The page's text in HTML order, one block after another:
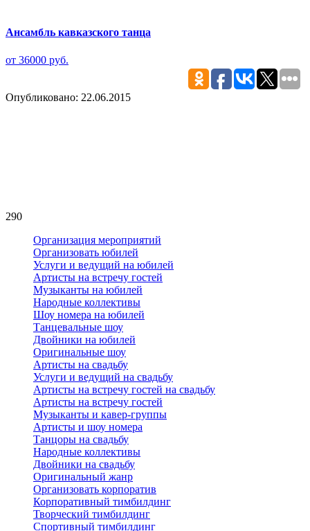
Ансамбль кавказского танца
от 36000 руб.
Опубликовано: 22.06.2015
290
Организация мероприятий
Организовать юбилей
Услуги и ведущий на юбилей
Артисты на встречу гостей
Музыканты на юбилей
Народные коллективы
Шоу номера на юбилей
Танцевальные шоу
Двойники на юбилей
Оригинальные шоу
Артисты на свадьбу
Услуги и ведущий на свадьбу
Артисты на встречу гостей на свадьбу
Артисты на встречу гостей
Музыканты и кавер-группы
Артисты и шоу номера
Танцоры на свадьбу
Народные коллективы
Двойники на свадьбу
Оригинальный жанр
Организовать корпоратив
Корпоративный тимбилдинг
Творческий тимбилдинг
Спортивный тимбилдинг